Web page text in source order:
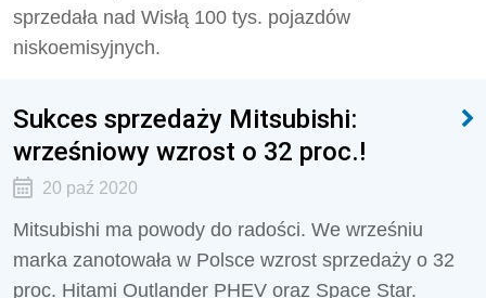
sprzedała nad Wisłą 100 tys. pojazdów
niskoemisyjnych.
Sukces sprzedaży Mitsubishi:
wrześniowy wzrost o 32 proc.!
20 paź 2020
Mitsubishi ma powody do radości. We wrześniu
marka zanotowała w Polsce wzrost sprzedaży o 32
proc. Hitami Outlander PHEV oraz Space Star.